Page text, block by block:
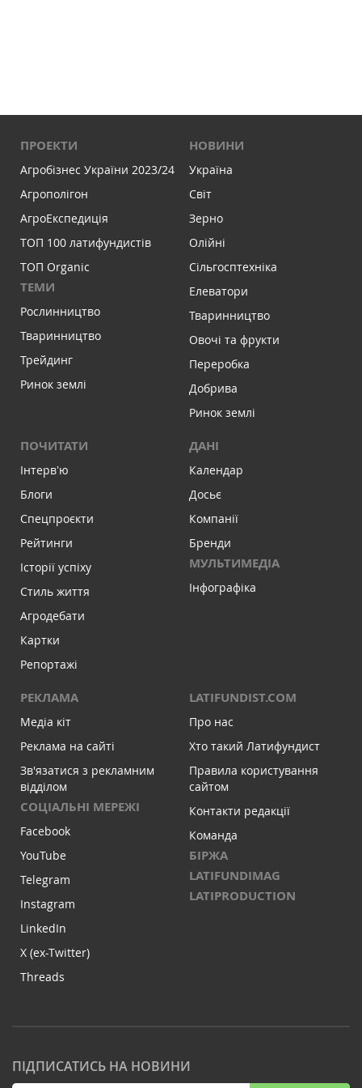
ПРОЕКТИ
Агробізнес України 2023/24
Агрополігон
АгроЕкспедиція
ТОП 100 латифундистів
ТОП Organic
ТЕМИ
Рослинництво
Тваринництво
Трейдинг
Ринок землі
НОВИНИ
Україна
Світ
Зерно
Олійні
Сільгосптехніка
Елеватори
Тваринництво
Овочі та фрукти
Переробка
Добрива
Ринок землі
ПОЧИТАТИ
Інтервʼю
Блоги
Спецпроєкти
Рейтинги
Історії успіху
Стиль життя
Агродебати
Картки
Репортажі
ДАНІ
Календар
Досьє
Компанії
Бренди
МУЛЬТИМЕДІА
Інфографіка
РЕКЛАМА
Медіа кіт
Реклама на сайті
Зв'язатися з рекламним
відділом
СОЦІАЛЬНІ МЕРЕЖІ
Facebook
YouTube
Telegram
Instagram
LinkedIn
X (ex-Twitter)
Threads
LATIFUNDIST.COM
Про нас
Хто такий Латифундист
Правила користування
сайтом
Контакти редакції
Команда
БІРЖА
LATIFUNDIMAG
LATIPRODUCTION
ПІДПИСАТИСЬ НА НОВИНИ